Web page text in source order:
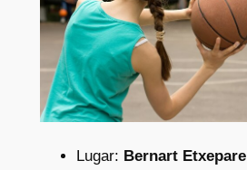
Lugar: Bernart Etxepare